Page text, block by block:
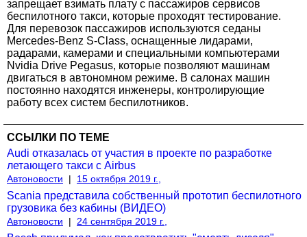
запрещает взимать плату с пассажиров сервисов
беспилотного такси, которые проходят тестирование.
Для перевозок пассажиров используются седаны
Mercedes-Benz S-Class, оснащенные лидарами,
радарами, камерами и специальными компьютерами
Nvidia Drive Pegasus, которые позволяют машинам
двигаться в автономном режиме. В салонах машин
постоянно находятся инженеры, контролирующие
работу всех систем беспилотников.
ССЫЛКИ ПО ТЕМЕ
Audi отказалась от участия в проекте по разработке
летающего такси с Airbus
Автоновости | 15 октября 2019 г.,
Scania представила собственный прототип беспилотного
грузовика без кабины (ВИДЕО)
Автоновости | 24 сентября 2019 г.,